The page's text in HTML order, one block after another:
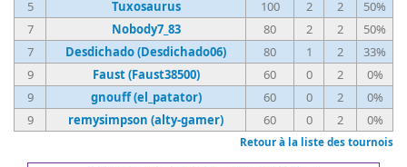
5
Tuxosaurus 100 2 2
50%
7
Nobody7_83 80 2 2
50%
7
Desdichado (Desdichado06) 80 1 2
33%
9
Faust (Faust38500) 60 0 2
0%
9
gnouff (el_patator) 60 0 2
0%
9
remysimpson (alty-gamer) 60 0 2 0%
Retour à la liste des tournois